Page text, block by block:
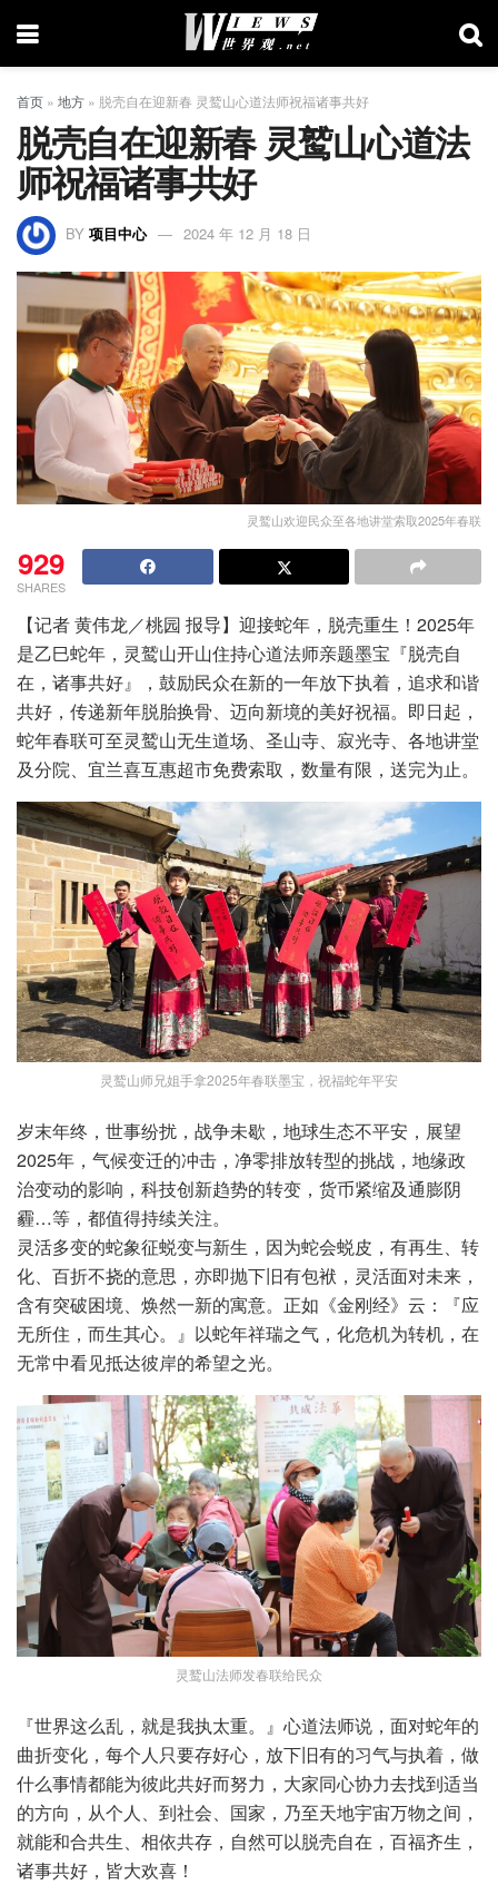
首页 » 地方 » 脱壳自在迎新春 灵鹫山心道法师祝福诸事共好
脱壳自在迎新春 灵鹫山心道法
师祝福诸事共好
BY 项目中心 2024 年 12 月 18 日
灵鹫山欢迎民众至各地讲堂索取2025年春联
929
SHARES
【记者 黄伟龙／桃园 报导】迎接蛇年，脱壳重生！2025年
是乙巳蛇年，灵鹫山开山住持心道法师亲题墨宝『脱壳自
在，诸事共好』，鼓励民众在新的一年放下执着，追求和谐
共好，传递新年脱胎换骨、迈向新境的美好祝福。即日起，
蛇年春联可至灵鹫山无生道场、圣山寺、寂光寺、各地讲堂
及分院、宜兰喜互惠超市免费索取，数量有限，送完为止。
灵鹫山师兄姐手拿2025年春联墨宝，祝福蛇年平安
岁末年终，世事纷扰，战争未歇，地球生态不平安，展望
2025年，气候变迁的冲击，净零排放转型的挑战，地缘政
治变动的影响，科技创新趋势的转变，货币紧缩及通膨阴
霾…等，都值得持续关注。
灵活多变的蛇象征蜕变与新生，因为蛇会蜕皮，有再生、转
化、百折不挠的意思，亦即抛下旧有包袱，灵活面对未来，
含有突破困境、焕然一新的寓意。正如《金刚经》云：『应
无所住，而生其心。』以蛇年祥瑞之气，化危机为转机，在
无常中看见抵达彼岸的希望之光。
灵鹫山法师发春联给民众
『世界这么乱，就是我执太重。』心道法师说，面对蛇年的
曲折变化，每个人只要存好心，放下旧有的习气与执着，做
什么事情都能为彼此共好而努力，大家同心协力去找到适当
的方向，从个人、到社会、国家，乃至天地宇宙万物之间，
就能和合共生、相依共存，自然可以脱壳自在，百福齐生，
诸事共好，皆大欢喜！